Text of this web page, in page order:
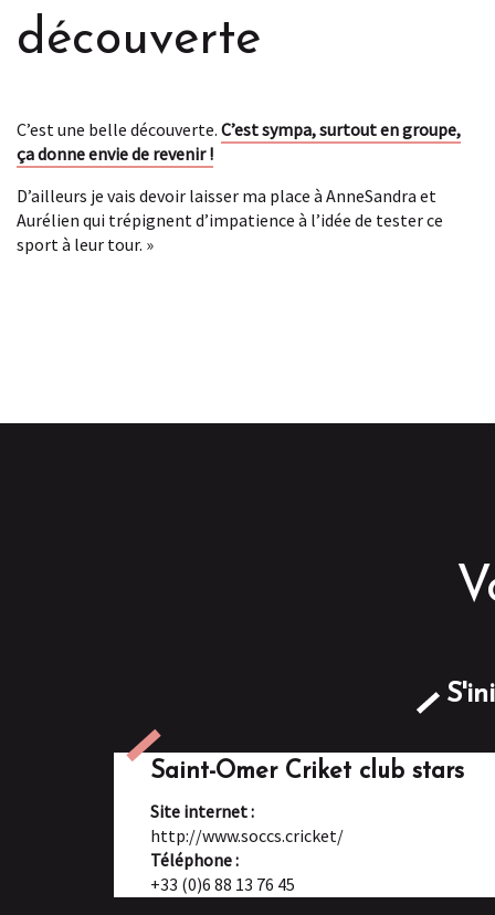
découverte
C’est une belle découverte. C’est sympa, surtout en groupe,
ça donne envie de revenir !
D’ailleurs je vais devoir laisser ma place à AnneSandra et
Aurélien qui trépignent d’impatience à l’idée de tester ce
sport à leur tour. »
Saint-Omer Criket club stars
Site internet :
http://www.soccs.cricket/
Téléphone :
+33 (0)6 88 13 76 45